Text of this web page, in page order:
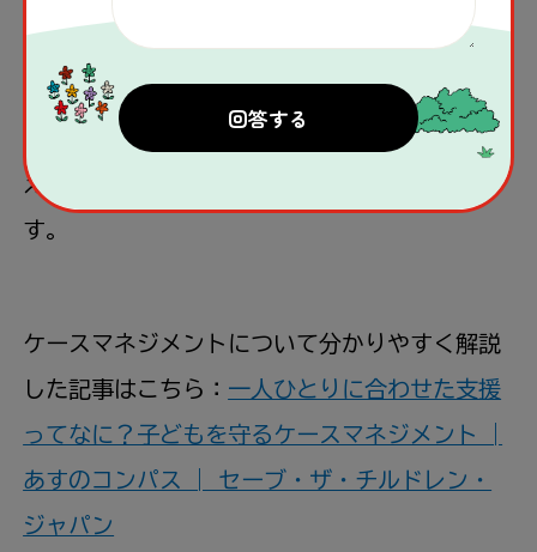
していないか、こころのケアが必要かなど、一
人ひとりの状況を聞きながら、
「子どもにとって一番良いことは何か」を考
え、さまざまな関係者と協力して支援を行いま
す。
ケースマネジメントについて分かりやすく解説
した記事はこちら： 一人ひとりに合わせた支援
ってなに？子どもを守るケースマネジメント |
あすのコンパス | セーブ・ザ・チルドレン・
ジャパン